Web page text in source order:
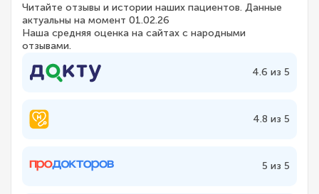
Читайте отзывы и истории наших пациентов. Данные
актуальны на момент 01.02.26
Наша средняя оценка на сайтах с народными
отзывами.
4.6 из 5
4.8 из 5
5 из 5